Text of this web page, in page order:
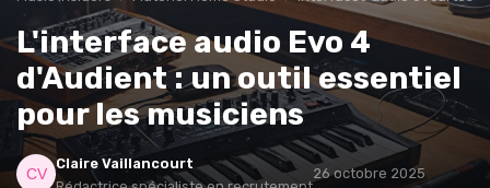
L'interface audio Evo 4
d'Audient : un outil essentiel
pour les musiciens
Claire Vaillancourt
26 octobre 2025